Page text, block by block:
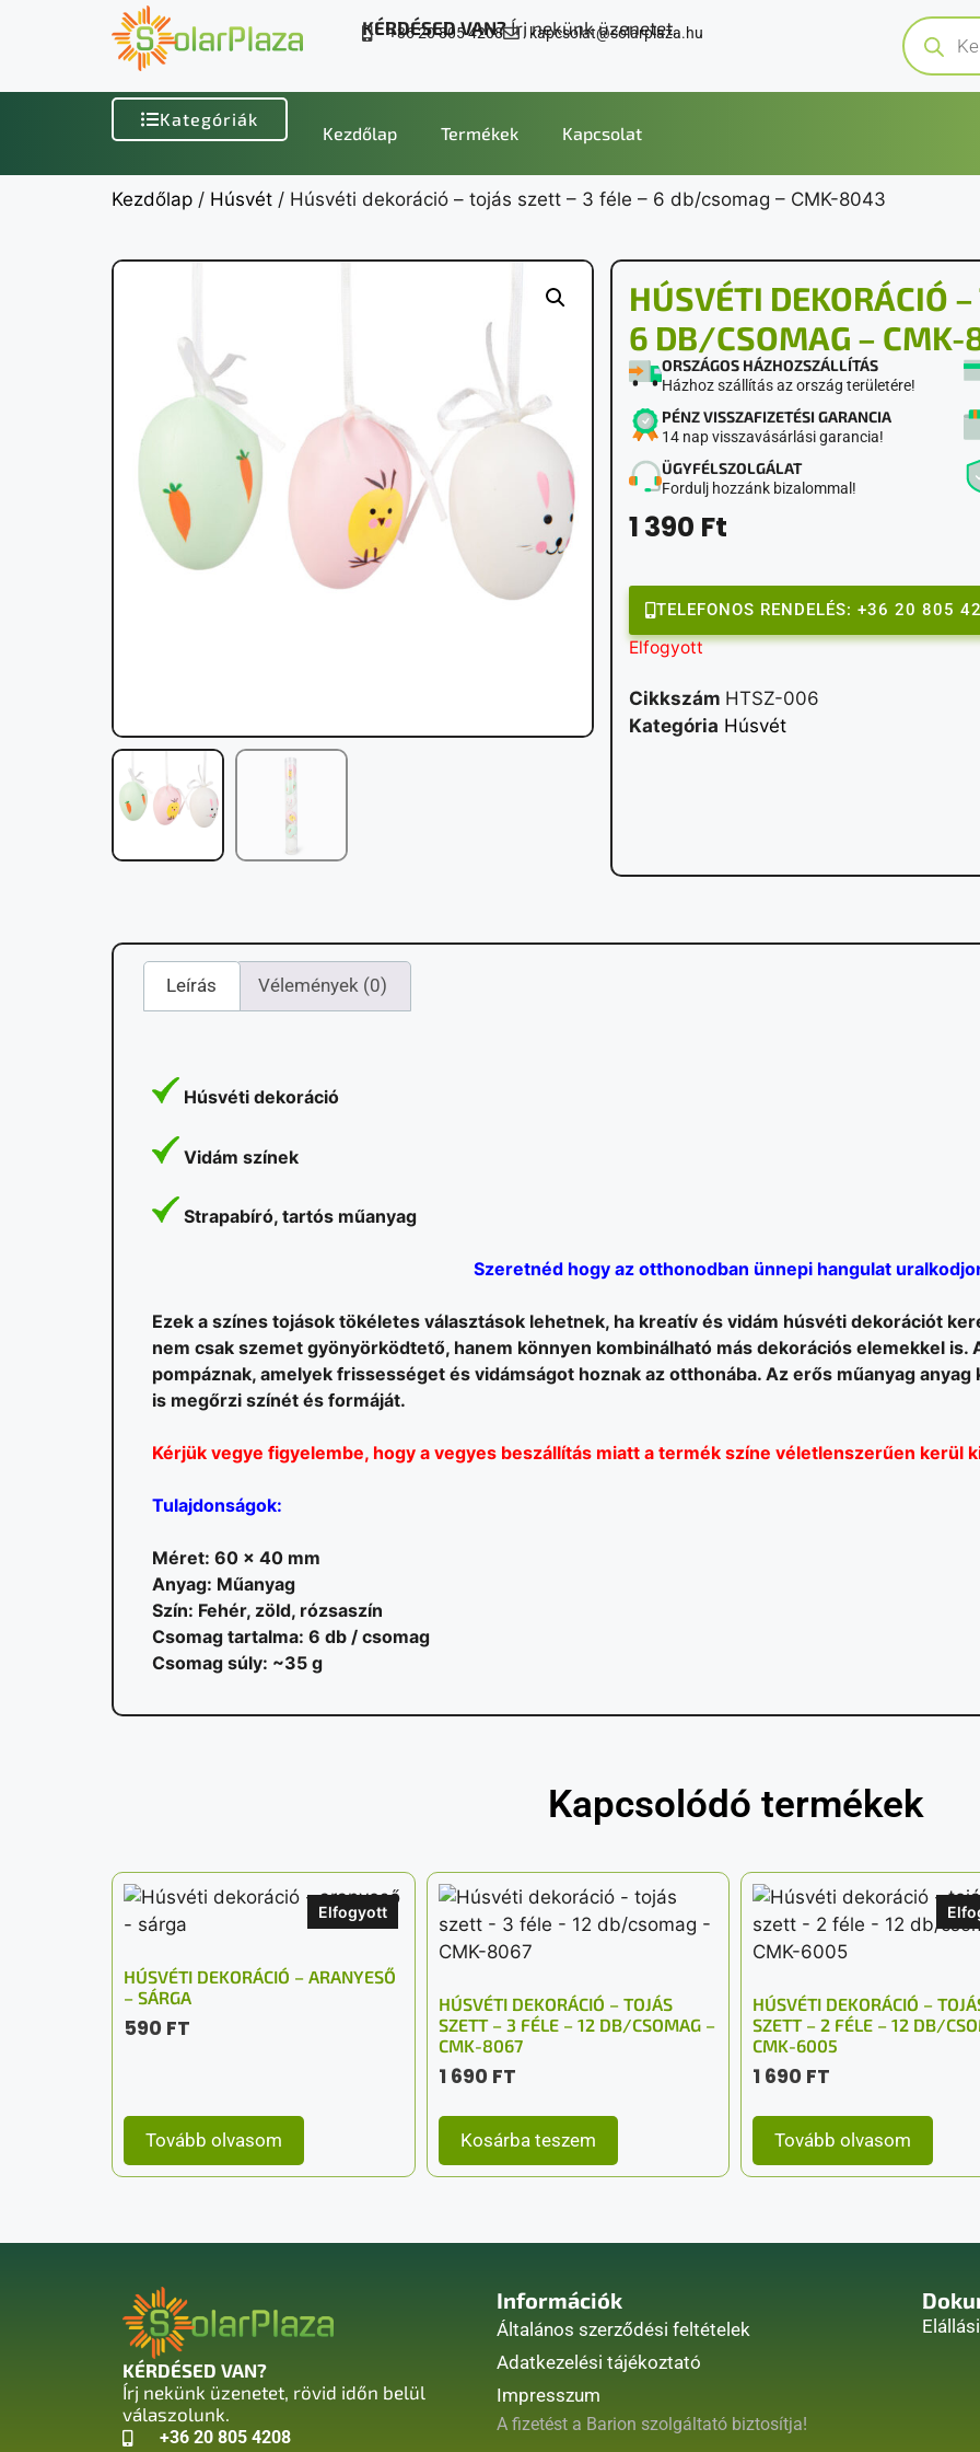
KÉRDÉSED VAN?Írj nekünk üzenetet.
+36 20 805 4208 kapcsolat@solarplaza.hu
Kategóriák
Kezdőlap Termékek Kapcsolat
Kezdőlap / Húsvét / Húsvéti dekoráció – tojás szett – 3 féle – 6 db/csomag – CMK-8043
HÚSVÉTI DEKORÁCIÓ
6 DB/CSOMAG –
ORSZÁGOS HÁZHOZSZÁLLÍTÁS
Házhoz szállítás az ország területére!
PÉNZ VISSZAFIZETÉSI GARANCIA
14 nap visszavásárlási garancia!
ÜGYFÉLSZOLGÁLAT
Fordulj hozzánk bizalommal!
1 390 Ft
TELEFONOS RENDELÉS: +36 20 805
Elfogyott
Cikkszám HTSZ-006
Kategória Húsvét
Leírás Vélemények (0)
Húsvéti dekoráció
Vidám színek
Strapabíró, tartós műanyag
Szeretnéd hogy az otthonodban ünnepi hangulat
Ezek a színes tojások tökéletes választások lehetnek, ha kreatív és vidám húsvéti dekorációt
nem csak szemet gyönyörködtető, hanem könnyen kombinálható más dekorációs elemekkel is.
pompáznak, amelyek frissességet és vidámságot hoznak az otthonába. Az erős műanyag
is megőrzi színét és formáját.
Kérjük vegye figyelembe, hogy a vegyes beszállítás miatt a termék színe véletlenszerűen kerül
Tulajdonságok:
Méret: 60 x 40 mm
Anyag: Műanyag
Szín: Fehér, zöld, rózsaszín
Csomag tartalma: 6 db / csomag
Csomag súly: ~35 g
Kapcsolódó termékek
Elfogyott
HÚSVÉTI DEKORÁCIÓ – ARANYESŐ
– SÁRGA
590 FT
Tovább olvasom
HÚSVÉTI DEKORÁCIÓ – TOJÁS
SZETT – 3 FÉLE – 12 DB/CSOMAG –
CMK-8067
1 690 FT
Kosárba teszem
HÚSVÉTI DEKORÁCIÓ –
SZETT – 2 FÉLE – 12 DB/
CMK-6005
1 690 FT
Tovább olvasom
KÉRDÉSED VAN?
Írj nekünk üzenetet, rövid időn belül
válaszolunk.
+36 20 805 4208
Információk
Általános szerződési feltételek
Adatkezelési tájékoztató
Impresszum
A fizetést a Barion szolgáltató biztosítja!